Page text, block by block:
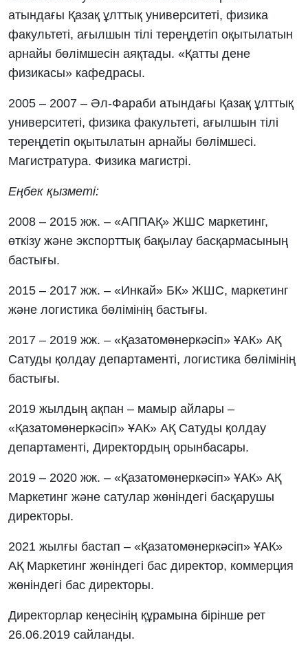
атындағы Қазақ ұлттық университеті, физика
факультеті, ағылшын тілі тереңдетіп оқытылатын
арнайы бөлімшесін аяқтады. «Қатты дене
физикасы» кафедрасы.
2005 – 2007 – Әл-Фараби атындағы Қазақ ұлттық
университеті, физика факультеті, ағылшын тілі
тереңдетіп оқытылатын арнайы бөлімшесі.
Магистратура. Физика магистрі.
Еңбек қызметі:
2008 – 2015 жж. – «АППАҚ» ЖШС маркетинг,
өткізу және экспорттық бақылау басқармасының
бастығы.
2015 – 2017 жж. – «Инкай» БК» ЖШС, маркетинг
және логистика бөлімінің бастығы.
2017 – 2019 жж. – «Қазатомөнеркәсіп» ҰАК» АҚ
Сатуды қолдау департаменті, логистика бөлімінің
бастығы.
2019 жылдың ақпан – мамыр айлары –
«Қазатомөнеркәсіп» ҰАК» АҚ Сатуды қолдау
департаменті, Директордың орынбасары.
2019 – 2020 жж. – «Қазатомөнеркәсіп» ҰАК» АҚ
Маркетинг және сатулар жөніндегі басқарушы
директоры.
2021 жылғы бастап – «Қазатомөнеркәсіп» ҰАК»
АҚ Маркетинг жөніндегі бас директор, коммерция
жөніндегі бас директоры.
Директорлар кеңесінің құрамына бірінше рет
26.06.2019 сайланды.